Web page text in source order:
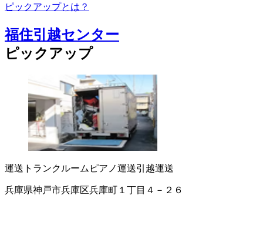
ピックアップとは？
福住引越センター
ピックアップ
運送 トランクルーム ピアノ運送引越運送
兵庫県神戸市兵庫区兵庫町１丁目４－２６